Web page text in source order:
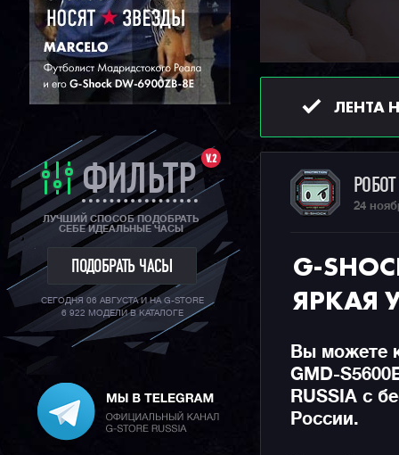
V.2
ФИЛЬТР
ЛУЧШИЙ СПОСОБ ПОДОБРАТЬ
СЕБЕ ИДЕАЛЬНЫЕ ЧАСЫ
ПОДОБРАТЬ ЧАСЫ
СЕГОДНЯ 06 АВГУСТА И НА G-STORE
6 922 МОДЕЛИ В КАТАЛОГЕ
ЛЕНТА
24
G-
ЯРКАЯ
Вы можете
GMD-
RUSSIA с
России.